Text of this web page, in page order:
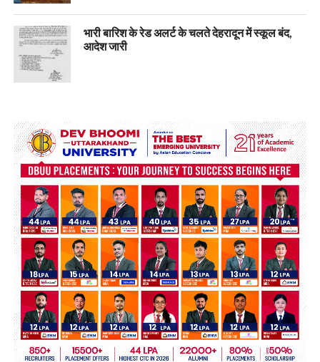
भारी बारिश के रेड अलर्ट के चलते देहरादून में स्कूल बंद,
आदेश जारी